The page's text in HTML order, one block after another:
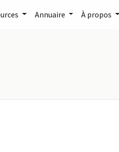
Annuaire À propos